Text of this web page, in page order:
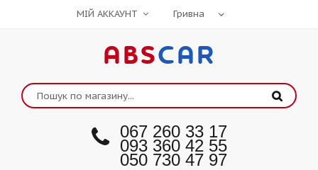
МІЙ АККАУНТ
ABSCAR
067 260 33 17
093 360 42 55
050 730 47 97